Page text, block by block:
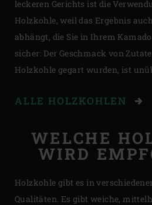
leckeren Gerichts ist die
Holzkohle, weil das Ergebnis
abhängt, die Sie in Ihrem
sicher: Der Geschmack von
Holzkohle gegart wurden, ist
ALLE HOLZKOHLEN
WELCHE
WIRD
Holzkohle gibt es in
Qualitäten. Es gibt weiche,